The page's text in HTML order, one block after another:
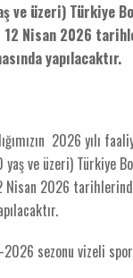
ve üzeri) Türkiye
12 Nisan 2026
yapılacaktır.
2026 yılı
ve üzeri) Türkiye
Nisan 2026
sezonu vizeli